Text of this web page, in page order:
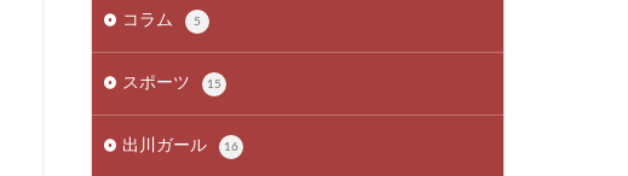
コラム 5
スポーツ 15
出川ガール 16